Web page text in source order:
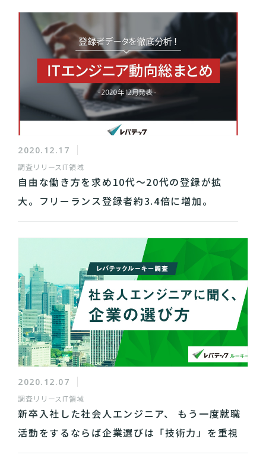
2020.12.17
調査リリース IT領域
自由な働き方を求め10代～20代の登録が拡
大。フリーランス登録者約3.4倍に増加。
2020.12.07
調査リリース IT領域
新卒入社した社会人エンジニア、 もう一度就職
活動をするならば企業選びは「技術力」を重視